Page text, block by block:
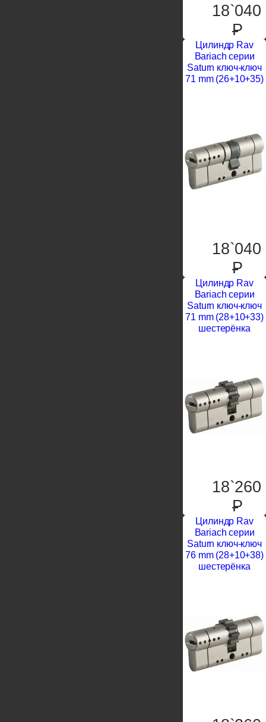
18`040
P
Цилиндр Rav
Bariach серии
Saturn ключ-ключ
71 mm (26+10+35)
18`040
P
Цилиндр Rav
Bariach серии
Saturn ключ-ключ
71 mm (28+10+33)
шестерёнка
18`260
P
Цилиндр Rav
Bariach серии
Saturn ключ-ключ
76 mm (28+10+38)
шестерёнка